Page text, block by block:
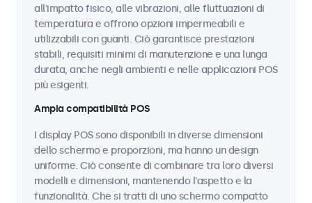
all'impatto fisico, alle vibrazioni, alle fluttuazioni di
temperatura e offrono opzioni impermeabili e
utilizzabili con guanti. Ciò garantisce prestazioni
stabili, requisiti minimi di manutenzione e una lunga
durata, anche negli ambienti e nelle applicazioni POS
più esigenti.
Ampia compatibilità POS
I display POS sono disponibili in diverse dimensioni
dello schermo e proporzioni, ma hanno un design
uniforme. Ciò consente di combinare tra loro diversi
modelli e dimensioni, mantenendo l'aspetto e la
funzionalità. Che si tratti di uno schermo compatto